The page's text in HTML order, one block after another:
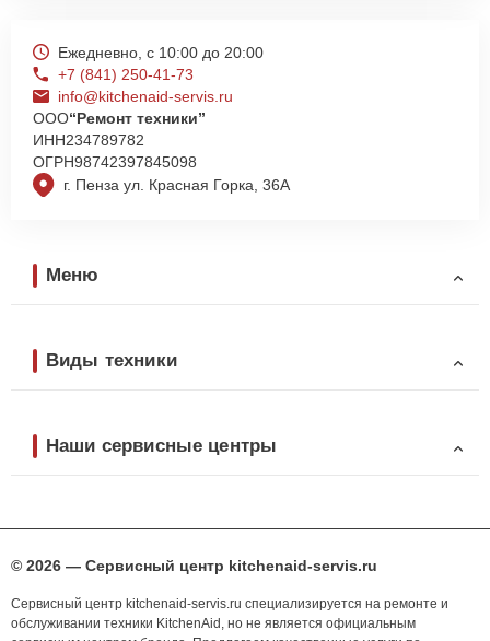
г. Пенза ул. Красная Горка, 36А
Ежедневно, с 10:00 до 20:00
+7 (841) 250-41-73
info@kitchenaid-servis.ru
ООО“Ремонт техники”
ИНН234789782
ОГРН98742397845098
Меню
Виды техники
Наши сервисные центры
© 2026 — Сервисный центр kitchenaid-servis.ru
Сервисный центр kitchenaid-servis.ru специализируется на ремонте и
обслуживании техники KitchenAid, но не является официальным